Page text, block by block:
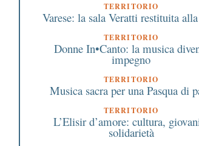
TERRITORIO
Varese: la sala Veratti restituita
TERRITORIO
Donne In•Canto: la musica
impegno
TERRITORIO
Musica sacra per una Pasqua di
TERRITORIO
L’Elisir d’amore: cultura,
solidarietà